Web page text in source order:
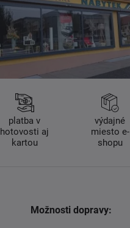
platba v
hotovosti aj
kartou
výdajné
miesto e-
shopu
Možnosti dopravy: